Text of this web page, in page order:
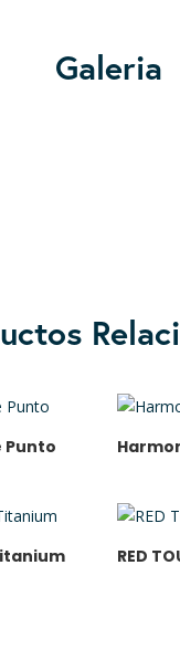
Galeria
Punto
RED